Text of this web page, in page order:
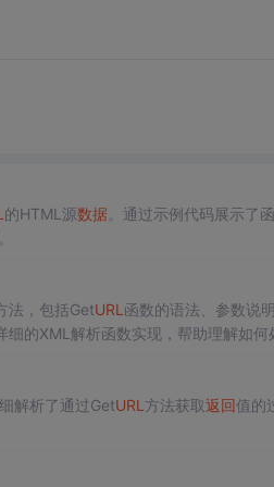
的HTML源数据。通过示例代码展示了
法，包括GetURL 函数的语法、参数说
细的XML解析函数实现，帮助理解如何
解析了通过GetURL 方法获取返回值的